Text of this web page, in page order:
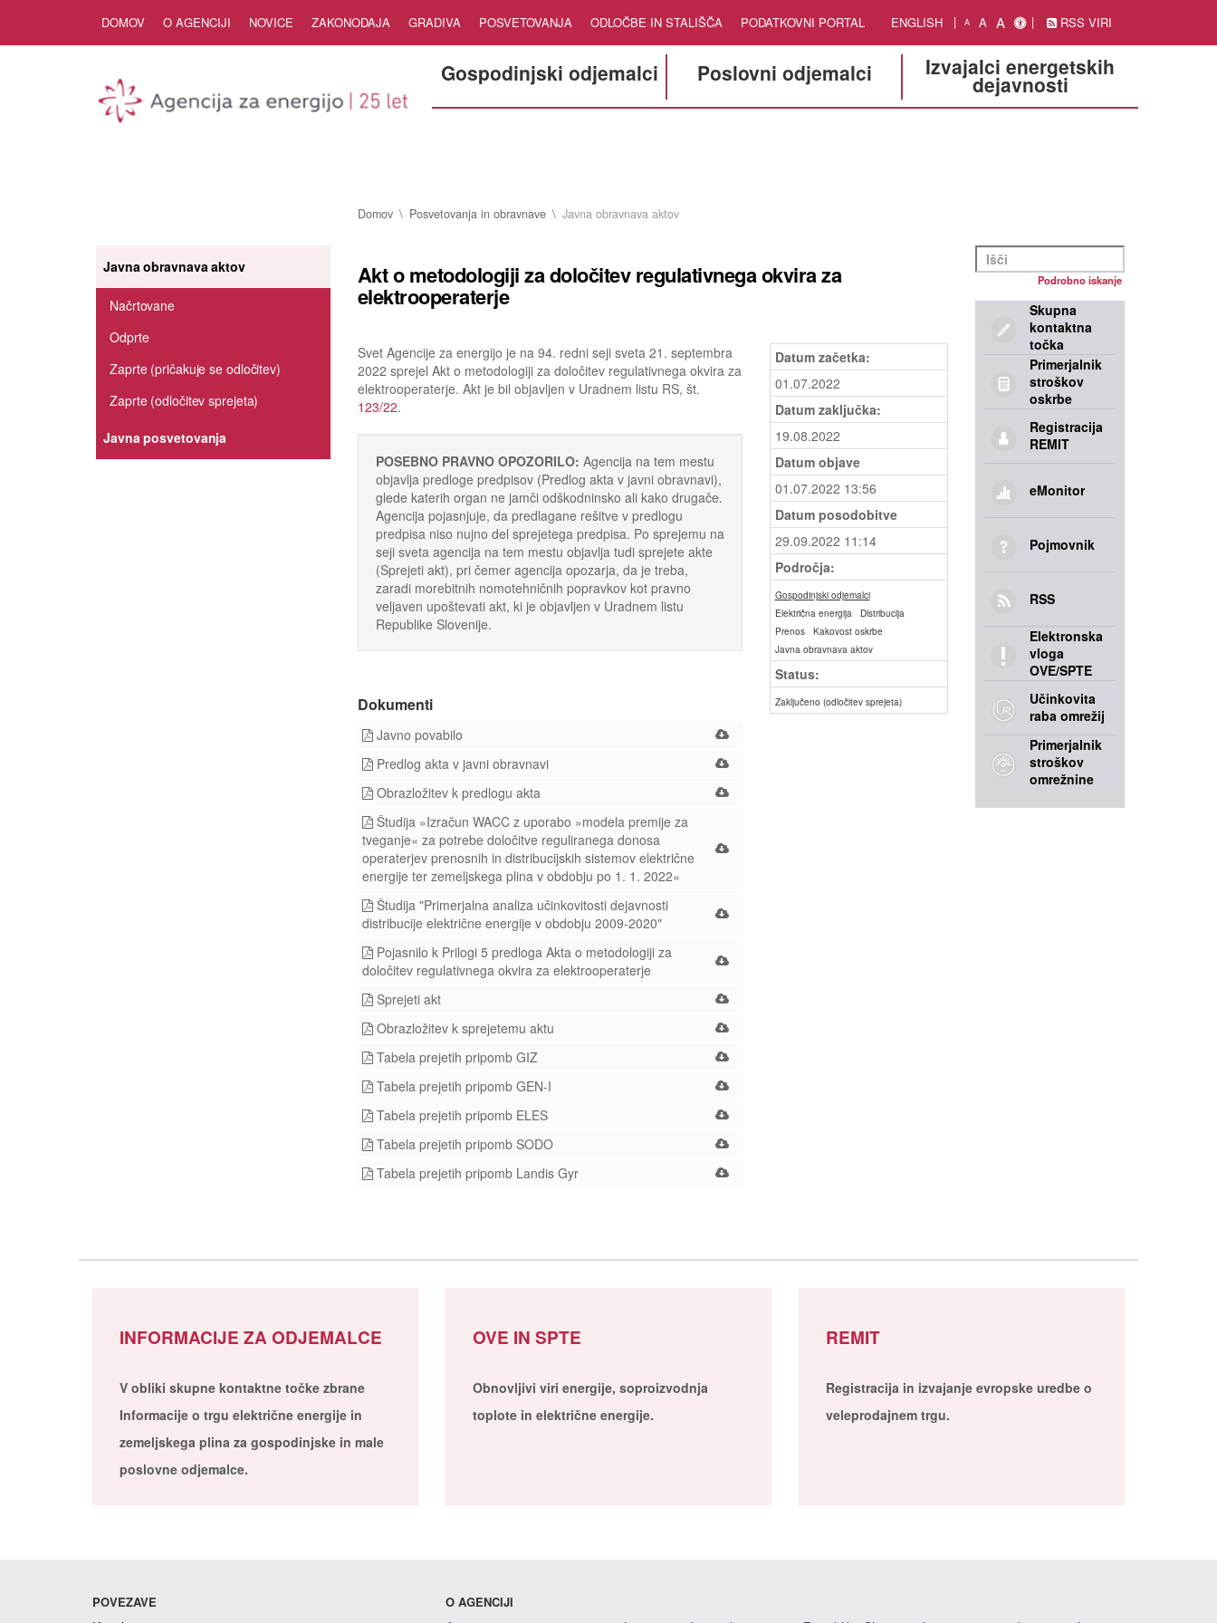
DOMOV O AGENCIJI NOVICE ZAKONODAJA GRADIVA POSVETOVANJA ODLOČBE IN STALIŠČA PODATKOVNI PORTAL ENGLISH A A A RSS VIRI
Gospodinjski odjemalci Poslovni odjemalci Izvajalci energetskih
dejavnosti
Domov Posvetovanja in obravnave Javna obravnava aktov
Javna obravnava aktov
Načrtovane
Odprte
Zaprte (pričakuje se odločitev)
Zaprte (odločitev sprejeta)
Javna posvetovanja
Akt o metodologiji za določitev regulativnega okvira za
elektrooperaterje
Svet Agencije za energijo je na 94. redni seji sveta 21. septembra
2022 sprejel Akt o metodologiji za določitev regulativnega okvira za
elektrooperaterje. Akt je bil objavljen v Uradnem listu RS, št.
123/22.
POSEBNO PRAVNO OPOZORILO: Agencija na tem mestu
objavlja predloge predpisov (Predlog akta v javni obravnavi),
glede katerih organ ne jamči odškodninsko ali kako drugače.
Agencija pojasnjuje, da predlagane rešitve v predlogu
predpisa niso nujno del sprejetega predpisa. Po sprejemu na
seji sveta agencija na tem mestu objavlja tudi sprejete akte
(Sprejeti akt), pri čemer agencija opozarja, da je treba,
zaradi morebitnih nomotehničnih popravkov kot pravno
veljaven upoštevati akt, ki je objavljen v Uradnem listu
Republike Slovenije.
Dokumenti
Javno povabilo
Predlog akta v javni obravnavi
Obrazložitev k predlogu akta
Študija »Izračun WACC z uporabo »modela premije za
tveganje« za potrebe določitve reguliranega donosa
operaterjev prenosnih in distribucijskih sistemov električne
energije ter zemeljskega plina v obdobju po 1. 1. 2022«
Študija "Primerjalna analiza učinkovitosti dejavnosti
distribucije električne energije v obdobju 2009-2020"
Pojasnilo k Prilogi 5 predloga Akta o metodologiji za
določitev regulativnega okvira za elektrooperaterje
Sprejeti akt
Obrazložitev k sprejetemu aktu
Tabela prejetih pripomb GIZ
Tabela prejetih pripomb GEN-I
Tabela prejetih pripomb ELES
Tabela prejetih pripomb SODO
Tabela prejetih pripomb Landis Gyr
Datum začetka:
01.07.2022
Datum zaključka:
19.08.2022
Datum objave
01.07.2022 13:56
Datum posodobitve
29.09.2022 11:14
Področja:
Gospodinjski odjemalci
Električna energija
Distribucija
Prenos
Kakovost oskrbe
Javna obravnava aktov
Status:
Zaključeno (odločitev sprejeta)
Podrobno iskanje
Skupna
kontaktna
točka
Primerjalnik
stroškov
oskrbe
Registracija
REMIT
eMonitor
Pojmovnik
RSS
Elektronska
vloga
OVE/SPTE
Učinkovita
raba omrežij
Primerjalnik
stroškov
omrežnine
INFORMACIJE ZA ODJEMALCE
V obliki skupne kontaktne točke zbrane
Informacije o trgu električne energije in
zemeljskega plina za gospodinjske in male
poslovne odjemalce.
OVE IN SPTE
Obnovljivi viri energije, soproizvodnja
toplote in električne energije.
REMIT
Registracija in izvajanje evropske uredbe o
veleprodajnem trgu.
POVEZAVE O AGENCIJI